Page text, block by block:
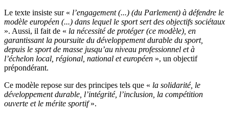
Le texte insiste sur « l’engagement (...) (du Parlement) à défendre le
modèle européen (...) dans lequel le sport sert des objectifs sociétaux
». Aussi, il fait de « la nécessité de protéger (ce modèle), en
garantissant la poursuite du développement durable du sport,
depuis le sport de masse jusqu’au niveau professionnel et à
l’échelon local, régional, national et européen », un objectif
prépondérant.
Ce modèle repose sur des principes tels que « la solidarité, le
développement durable, l’intégrité, l’inclusion, la compétition
ouverte et le mérite sportif».